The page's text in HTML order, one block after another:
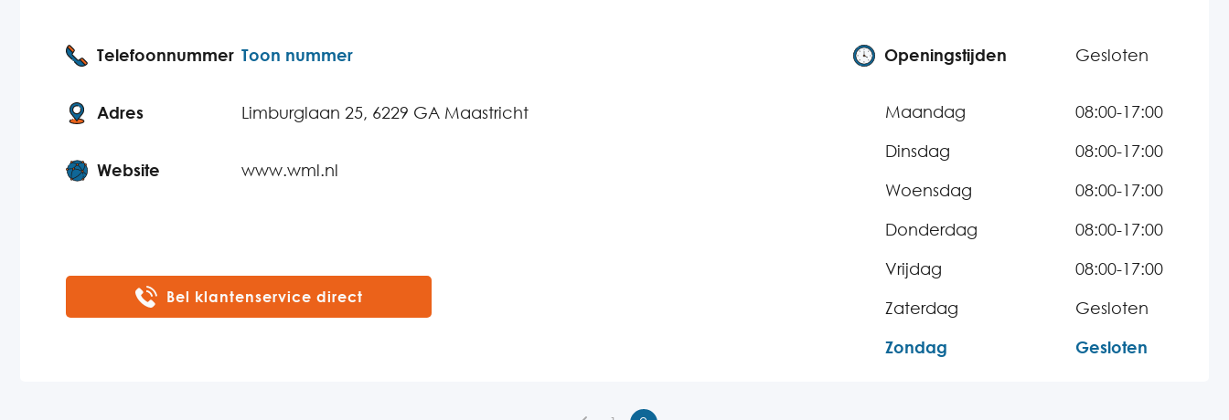
Telefoonnummer Toon nummer
Adres Limburglaan 25, 6229 GA Maastricht
Website www.wml.nl
Openingstijden Gesloten
Maandag
08:00-17:00
Dinsdag
08:00-17:00
Woensdag
08:00-17:00
Donderdag
08:00-17:00
Vrijdag
08:00-17:00
Zaterdag
Gesloten
Zondag
Gesloten
Bel klantenservice direct